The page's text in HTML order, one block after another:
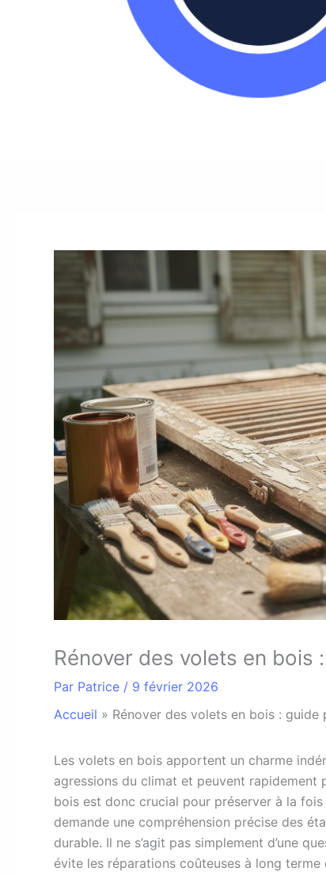
Rénover des volets en
Par Patrice / 9 février 2026
Accueil » Rénover des volets en bois :
Les volets en bois apportent un charme
agressions du climat et peuvent rapidement
bois est donc crucial pour préserver à la
demande une compréhension précise des
durable. Il ne s’agit pas simplement d’une
évite les réparations coûteuses à long